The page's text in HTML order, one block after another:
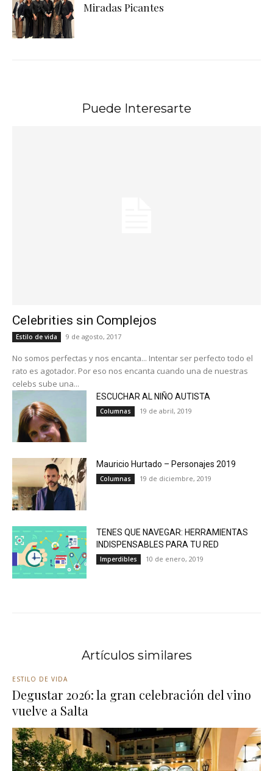
Miradas Picantes
Puede Interesarte
Celebrities sin Complejos
Estilo de vida 9 de agosto, 2017
No somos perfectas y nos encanta... Intentar ser perfecto todo el
rato es agotador. Por eso nos encanta cuando una de nuestras
celebs sube una...
ESCUCHAR AL NIÑO AUTISTA
Columnas 19 de abril, 2019
Mauricio Hurtado – Personajes 2019
Columnas 19 de diciembre, 2019
TENES QUE NAVEGAR: HERRAMIENTAS
INDISPENSABLES PARA TU RED
Imperdibles 10 de enero, 2019
Artículos similares
ESTILO DE VIDA
Degustar 2026: la gran celebración del vino
vuelve a Salta